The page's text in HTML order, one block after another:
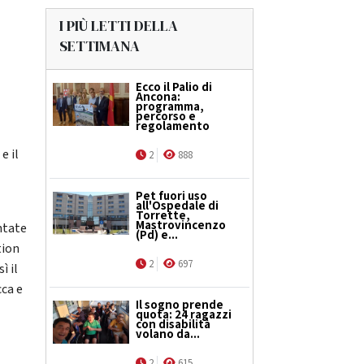
il
il
e
I PIÙ LETTI DELLA
SETTIMANA
Ecco il Palio di
Ancona:
programma,
percorso e
regolamento
2 888
Pet fuori uso
all'Ospedale di
Torrette,
Mastrovincenzo
(Pd) e...
2 697
Il sogno prende
quota: 24 ragazzi
con disabilità
volano da...